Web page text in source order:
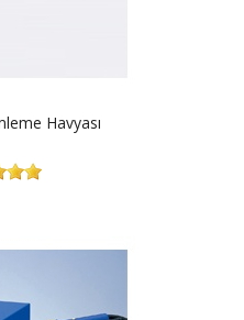
Havyası